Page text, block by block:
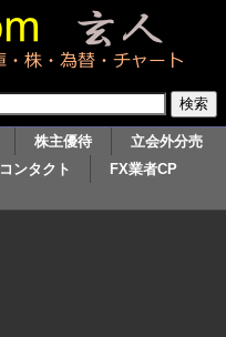
株主優待
立会外分売
コンタクト
FX業者CP